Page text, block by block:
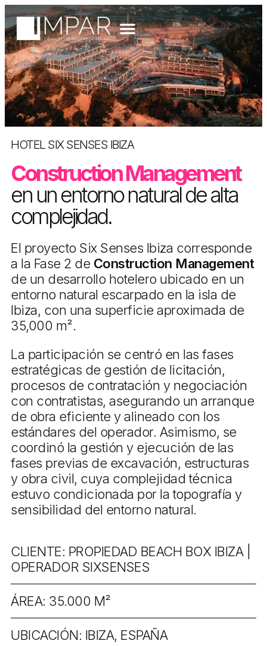
HOTEL SIX SENSES IBIZA
Construction Management
en un entorno natural de alta
complejidad.
El proyecto Six Senses Ibiza corresponde
a la Fase 2 de Construction Management
de un desarrollo hotelero ubicado en un
entorno natural escarpado en la isla de
Ibiza, con una superficie aproximada de
35,000 m².
La participación se centró en las fases
estratégicas de gestión de licitación,
procesos de contratación y negociación
con contratistas, asegurando un arranque
de obra eficiente y alineado con los
estándares del operador. Asimismo, se
coordinó la gestión y ejecución de las
fases previas de excavación, estructuras
y obra civil, cuya complejidad técnica
estuvo condicionada por la topografía y
sensibilidad del entorno natural.
CLIENTE: PROPIEDAD BEACH BOX IBIZA |
OPERADOR SIXSENSES
ÁREA: 35.000 M²
UBICACIÓN: IBIZA, ESPAÑA